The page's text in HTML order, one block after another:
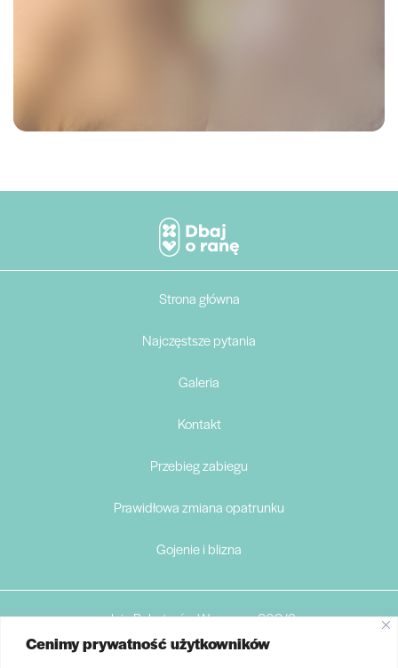
Cenimy prywatność użytkowników
Strona główna
Najczęstsze pytania
Galeria
Kontakt
Przebieg zabiegu
Prawidłowa zmiana opatrunku
Gojenie i blizna
aleja Bohaterów Warszawy 83C/2
71-061 Szczecin